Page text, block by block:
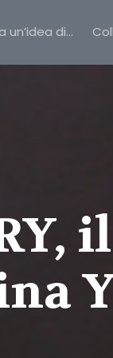
un’idea di…